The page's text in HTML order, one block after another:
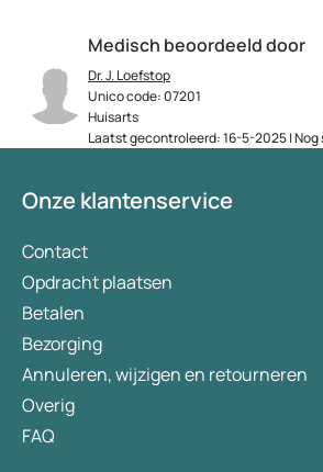
Medisch beoordeeld door
Dr. J. Loefstop
Unico code: 07201
Huisarts
Laatst gecontroleerd: 16-5-2025 |
Onze klantenservice
Contact
Opdracht plaatsen
Betalen
Bezorging
Annuleren, wijzigen en retourneren
Overig
FAQ